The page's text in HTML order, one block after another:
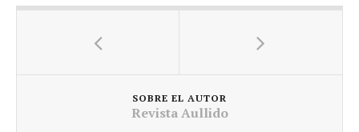
SOBRE EL AUTOR
Revista Aullido